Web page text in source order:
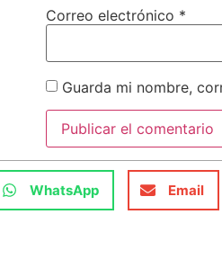
Correo electrónico *
Guarda mi nombre,
WhatsApp Email